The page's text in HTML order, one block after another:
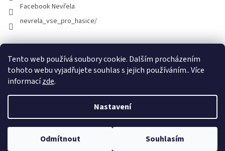
Tento web používá soubory cookie. Dalším procházením
tohoto webu vyjadřujete souhlas s jejich používáním.. Více
informacízde.
Nastavení
Odmítnout Souhlasím
Facebook Nevřela
nevrela_vse_pro_hasice/
Vytvořil Shoptet
Copyright 2026Kamil Nevřela . Všechna práva vyhrazena.